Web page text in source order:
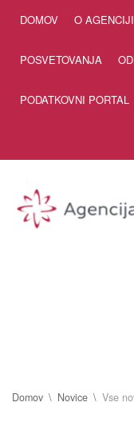
DOMOV O AGENCIJI
POSVETOVANJA
PODATKOVNI PORTAL
Domov Novice Vse